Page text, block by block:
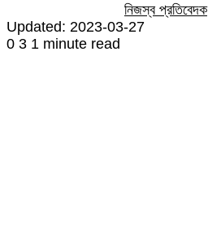
নিজস্ব প্রতিবেদক
Updated: 2023-03-27
0 3 1 minute read